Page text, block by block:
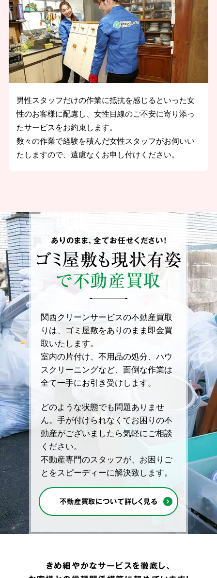
男性スタッフだけの作業に抵抗を感じるといった女
性のお客様に配慮し、女性目線のご不安に寄り添っ
たサービスをお約束します。
数々の作業で経験を積んだ女性スタッフがお伺いい
たしますので、遠慮なくお申し付けください。
ありのまま、全てお任せください！
ゴミ屋敷も現状有姿
で不動産買取
関西クリーンサービスの不動産買取
りは、ゴミ屋敷をありのまま即金買
取いたします。
室内の片付け、不用品の処分、ハウ
スクリーニングなど、面倒な作業は
全て一手にお引き受けします。
どのような状態でも問題ありませ
ん。手が付けられなくてお困りの不
動産がございましたら気軽にご相談
ください。
不動産専門のスタッフが、お困りご
とをスピーディーに解決致します。
不動産買取について詳しく見る
きめ細やかなサービスを徹底し、